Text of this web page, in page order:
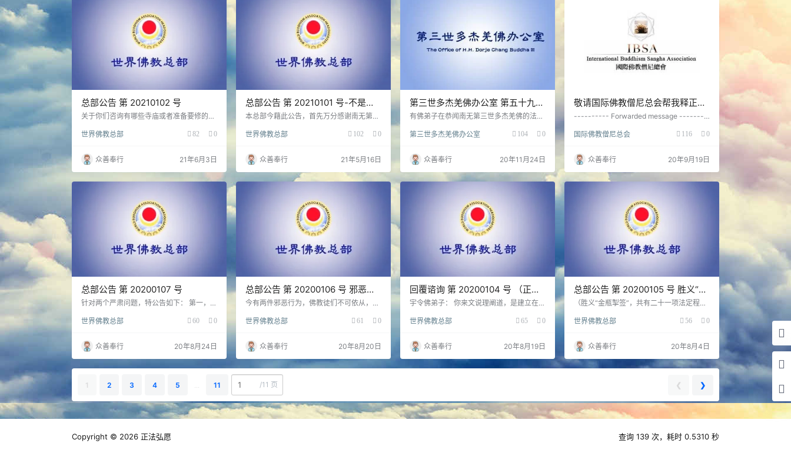
己严持戒律，帮助弘扬正法，利益大众，利
益众生，就可以成为老…
音加持法会是属于正统的，不属于邪师，这
一批受加持的人接受的是…
总部公告 第 20210102 号
关于你们咨询有哪些寺庙或者准备要修的寺
羌佛题寺名的寺庙或者认可他修寺庙，以上
顶是什么上师可举行？今回复如下：
世界佛教总部 82 0
众善奉行 21年6月3日
总部公告 第 20210101 号-不是真
正的圣者，不敢修十八法！
本总部今藉此公告，首先万分感谢南无第三
因缘说法，这一堂说法让障迷的佛教徒们如
世界佛教总部 102 0
众善奉行 21年5月16日
第三世多杰羌佛办公室 第五十九号
公告（11/23/2020）
有佛弟子在恭闻南无第三世多杰羌佛的法音
书裡面也有错字”这句话，佛弟子错误理解
说《藉心经说真谛》有错，这实在是罪过
呵！
第三世多杰羌佛办公室 104 0
众善奉行 20年11月24日
敬请国际佛教僧尼总会帮我释正慧
转发这篇文
---------- Forwarded message --------
com> Date: Fri, Sep 18, 2020 at 10:39 P
慧转发这篇文 To: Int'l Buddhism Sangha A
ssociation <i…
国际佛教僧尼总会 116 0
众善奉行 20年9月19日
总部公告 第 20200107 号
针对两个严肃问题，特公告如下： 第一，
世多杰羌佛已经多次告诫大家，要大家相信
第三世多杰羌佛没有修过所谓的加持法水防
止新冠病毒，佛陀从来不会搞这些违背修行
因果的作为。 第二， 有人提出：对于所有
的法义，包括佛陀的法音和经书，只有经修
荒唐、昏庸和愚痴的，是妖邪知见。大家必
世界佛教总部 60 0
众善奉行 20年8月24日
总部公告 第 20200106 号 邪恶令
人发指
今有两件邪恶行为，佛教徒们不可依从，否
第三世多杰羌佛说法《解脱大手印》的心
文，标题为《不杀生对蚊蝇等小虫如何处
理》，其内容大意是：提前三天请佛菩萨让
它们搬家，三天后不搬就不关自己的事了，
就可以喷杀虫剂了。这彻底违背了释迦牟尼
佛佛教教法的根本原则——大悲为本、众生
平等，是活脱脱的故意杀生，无间地狱重
罪。比如我现在对佛菩萨说…
世界佛教总部 61 0
众善奉行 20年8月20日
回覆谘询 第 20200104 号 （正确
版）- 胜义马头明王水坛大法
宇令佛弟子： 你来文说理阐道，是建立在当
确，但根据你所讲述之理法，清楚地表显出
马头明王法。水坛珠卦法，是唯一的胜义马
头明王法仪轨中的珠卦章规，至于除此之外
的火坛、风坛、土坛、彩砂集坛，都属于普
传于世的常规马头明王法，但正如宇令大德
世界佛教总部 65 0
众善奉行 20年8月19日
总部公告 第 20200105 号 胜义“金
瓶掣签”法规
（胜义“金瓶掣签”，共有二十一项法定程
常规的“金瓶掣签”，不是真正的佛菩萨级的
“金瓶掣签”，因为德品不够，修不成。） 第
一法规程序——诞生制签人 在大雄宝殿上，
修法诵经七天，切不可缺少 21 度母经。第
八天公开大众监看，实行现量伏藏，推举大
坛，第九天正式进入胜义“金瓶掣签”，必须
世界佛教总部 56 0
众善奉行 20年8月4日
1 2 3 4 5 11 /11 页 ❮ ❯
Copyright © 2026 正法弘愿 查询 139 次，耗时 0.5310 秒